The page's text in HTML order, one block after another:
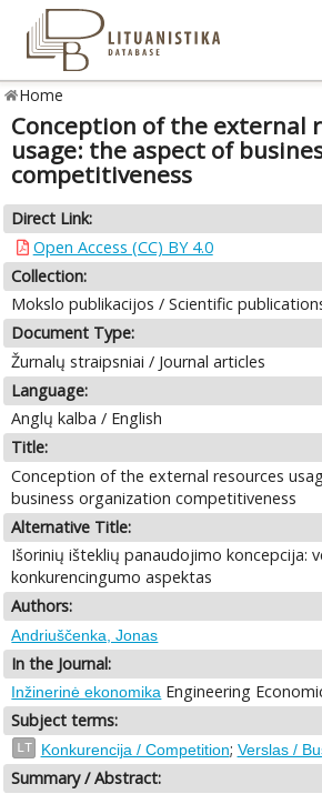
Home
Conception of the external
usage: the aspect of
competitiveness
Direct Link:
Open Access (CC) BY 4.0
Collection:
Mokslo publikacijos / Scientific
Document Type:
Žurnalų straipsniai / Journal articles
Language:
Anglų kalba / English
Title:
Conception of the external resources
business organization competitiveness
Alternative Title:
Išorinių išteklių panaudojimo koncepcija:
konkurencingumo aspektas
Authors:
Andriuščenka, Jonas
In the Journal:
Inžinerinė ekonomika Engineering
Subject terms:
LT Konkurencija / Competition; Verslas /
Summary / Abstract: